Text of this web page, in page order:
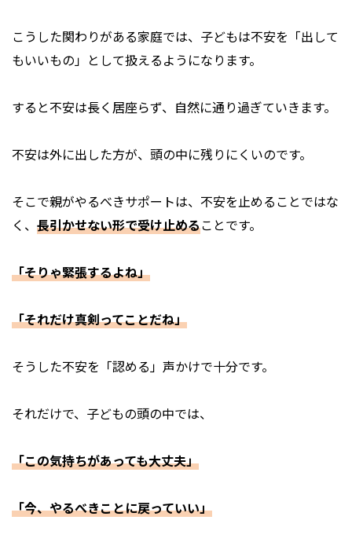
こうした関わりがある家庭では、子どもは不安を「出して
もいいもの」として扱えるようになります。
すると不安は長く居座らず、自然に通り過ぎていきます。
不安は外に出した方が、頭の中に残りにくいのです。
そこで親がやるべきサポートは、不安を止めることではな
く、 長引かせない形で受け止めることです。
「そりゃ緊張するよね」
「それだけ真剣ってことだね」
そうした不安を「認める」声かけで十分です。
それだけで、子どもの頭の中では、
「この気持ちがあっても大丈夫」
「今、やるべきことに戻っていい」